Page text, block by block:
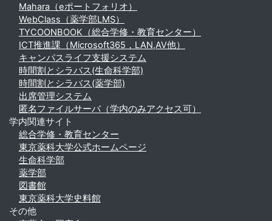
Mahara（eポートフォリオ）
WebClass（薬学部LMS）
TYCOONBOOK（総合学修・教育センター）
ICT推進課（Microsoft365，LAN,AV他）
キャンパスライフ支援システム
時間割とシラバス(生命科学部)
時間割とシラバス(薬学部)
出席管理システム
匿名ファイルサーバ（学内のみアクセス可）
学内関連サイト
総合学修・教育センター
東京薬科大学公式ホームページ
生命科学部
薬学部
図書館
東京薬科大学史料館
その他